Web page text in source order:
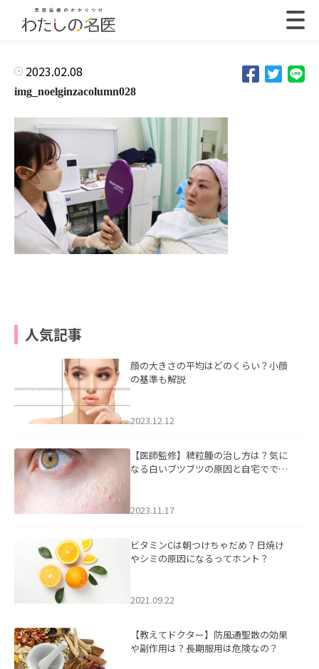
2023.02.08
img_noelginzacolumn028
人気記事
顔の大きさの平均はどのくらい？小顔
の基準も解説
2023.12.12
【医師監修】稗粒腫の治し方は？気に
なる白いブツブツの原因と自宅ででき
2023.11.17
ビタミンCは朝つけちゃだめ？日焼け
やシミの原因になるってホント？
2021.09.22
【教えてドクター】防風通聖散の効果
や副作用は？長期服用は危険なの？